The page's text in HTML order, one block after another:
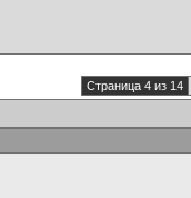
Страница 4 из 14